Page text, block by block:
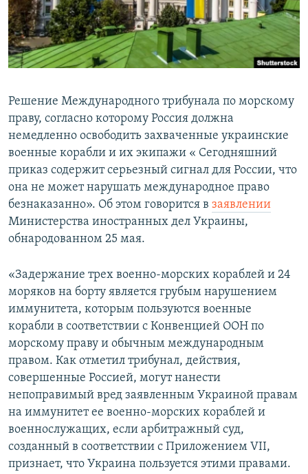
ПОБЕДИТЕЛЕЙ НЕ СУДЯТ?
КРЫМ.НЕПОКОРЕННЫЙ
ELIFBE
ПРИСОЕДИНЯЙТЕСЬ!
Все сайты RFE/RL
Решение Международного трибунала по морскому
праву, согласно которому Россия должна
немедленно освободить захваченные украинские
военные корабли и их экипажи « Сегодняшний
приказ содержит серьезный сигнал для России, что
она не может нарушать международное право
безнаказанно». Об этом говорится в заявлении
Министерства иностранных дел Украины,
обнародованном 25 мая.
«Задержание трех военно-морских кораблей и 24
моряков на борту является грубым нарушением
иммунитета, которым пользуются военные
корабли в соответствии с Конвенцией ООН по
морскому праву и обычным международным
правом. Как отметил трибунал, действия,
совершенные Россией, могут нанести
непоправимый вред заявленным Украиной правам
на иммунитет ее военно-морских кораблей и
военнослужащих, если арбитражный суд,
созданный в соответствии с Приложением VII,
признает, что Украина пользуется этими правами.